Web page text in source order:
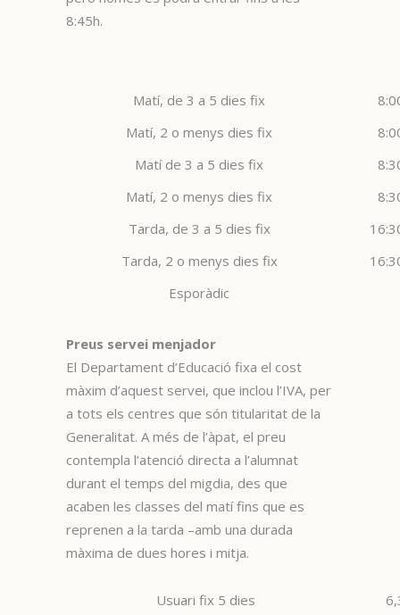
8:45h.
Matí, de 3 a 5 dies fix
Matí, 2 o menys dies fix
Matí de 3 a 5 dies fix
Matí, 2 o menys dies fix
Tarda, de 3 a 5 dies fix
Tarda, 2 o menys dies fix
Esporàdic
Preus servei menjador
El Departament d’Educació fixa el cost
màxim d’aquest servei, que inclou l’IVA, per
a tots els centres que són titularitat de la
Generalitat. A més de l’àpat, el preu
contempla l’atenció directa a l’alumnat
durant el temps del migdia, des que
acaben les classes del matí fins que es
reprenen a la tarda –amb una durada
màxima de dues hores i mitja.
Usuari fix 5 dies